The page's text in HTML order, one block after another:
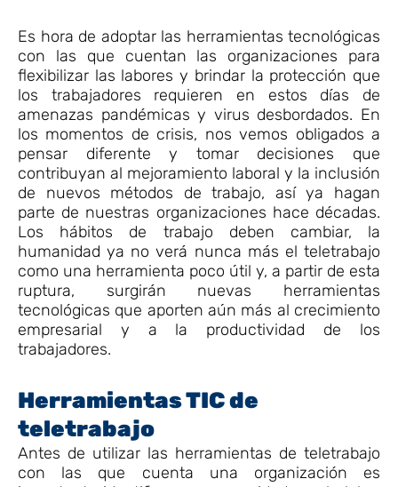
Es hora de adoptar las herramientas tecnológicas
con las que cuentan las organizaciones para
flexibilizar las labores y brindar la protección que
los trabajadores requieren en estos días de
amenazas pandémicas y virus desbordados. En
los momentos de crisis, nos vemos obligados a
pensar diferente y tomar decisiones que
contribuyan al mejoramiento laboral y la inclusión
de nuevos métodos de trabajo, así ya hagan
parte de nuestras organizaciones hace décadas.
Los hábitos de trabajo deben cambiar, la
humanidad ya no verá nunca más el teletrabajo
como una herramienta poco útil y, a partir de esta
ruptura, surgirán nuevas herramientas
tecnológicas que aporten aún más al crecimiento
empresarial y a la productividad de los
trabajadores.
Herramientas TIC de
teletrabajo
Antes de utilizar las herramientas de teletrabajo
con las que cuenta una organización es